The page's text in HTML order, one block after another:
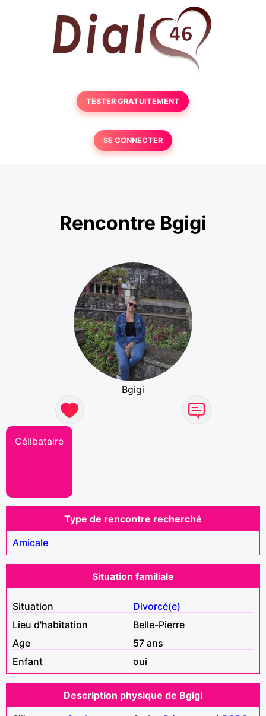
TESTER GRATUITEMENT
SE CONNECTER
Rencontre Bgigi
Bgigi
Célibataire
Type de rencontre recherché
Amicale
Situation familiale
Situation
Divorcé(e)
Lieu d'habitation
Belle-Pierre
Age
57 ans
Enfant
oui
Description physique de Bgigi